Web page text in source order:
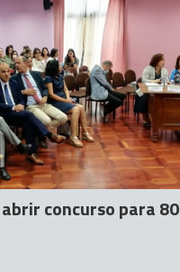
abrir concurso para 80